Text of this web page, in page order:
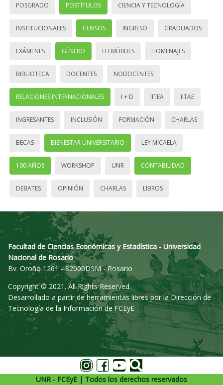
POSGRADO POSTÍTULOS CIENCIA Y TECNOLOGÍA
INSTITUCIONALES CURSOS INGRESO GRADUADOS
EXÁMENES GÉNERO EFEMÉRIDES HOMENAJES
BIBLIOTECA DOCENTES NODOCENTES
RELACIONES INTERNACIONALES I + D IITEA IITAE
INGRESANTES INCLUSIÓN FORMACIÓN CHARLAS
BECAS BIENESTAR UNIVERSITARIO LEY MICAELA
100 AÑOS WORKSHOP UNR CONTABILIDAD
DEBATES OPINIÓN CHARLAS LIBROS
Facultad de Ciencias Económicas y Estadística - Universidad
Nacional de Rosario
Bv. Oroño 1261 - S2000DSM - Rosario
Copyright © 2021. All Rights Reserved.
Desarrollado a partir de herramientas libres por la Dirección de
Tecnología de la Información de FCEyE
UNR - FCEyE | Todos los derechos reservados